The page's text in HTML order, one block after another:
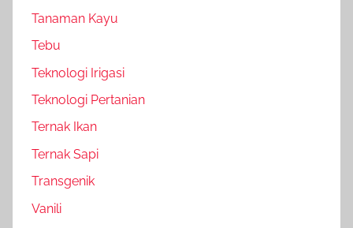
Tanaman Kayu
Tebu
Teknologi Irigasi
Teknologi Pertanian
Ternak Ikan
Ternak Sapi
Transgenik
Vanili